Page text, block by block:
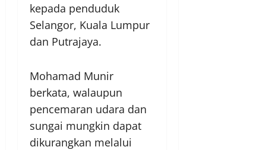
kepada penduduk
Selangor, Kuala Lumpur
dan Putrajaya.
Mohamad Munir
berkata, walaupun
pencemaran udara dan
sungai mungkin dapat
dikurangkan melalui